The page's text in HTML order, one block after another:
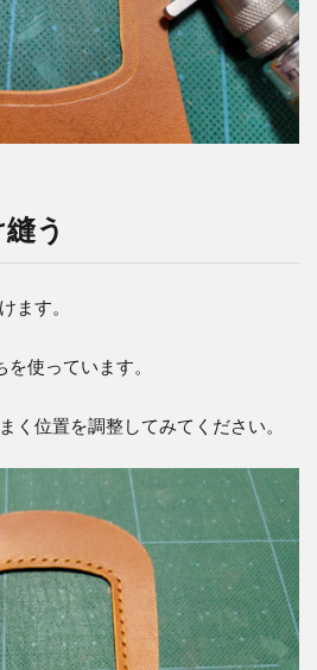
う
ます。
使っています。
く位置を調整してみてください。